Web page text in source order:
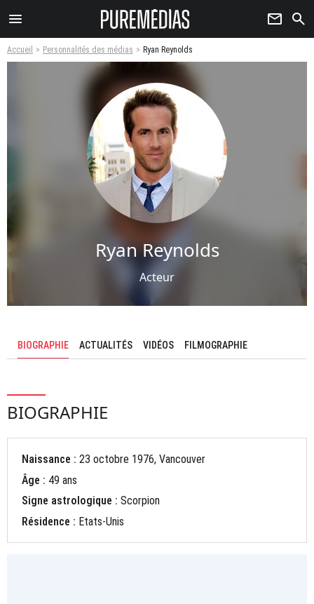
menu newsletter search
Accueil Personnalités des médias Ryan Reynolds
Ryan Reynolds
Acteur
BIOGRAPHIE ACTUALITÉS VIDÉOS FILMOGRAPHIE
BIOGRAPHIE
Naissance :23 octobre 1976, Vancouver
Âge : 49 ans
Signe astrologique :Scorpion
Résidence : Etats-Unis